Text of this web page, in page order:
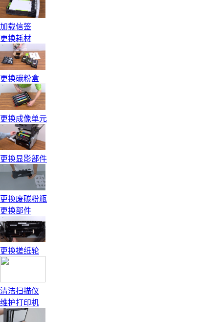
加载信签
更换耗材
更换碳粉盒
更换成像单元
更换显影部件
更换废碳粉瓶
更换部件
更换搓纸轮
清洁扫描仪
维护打印机